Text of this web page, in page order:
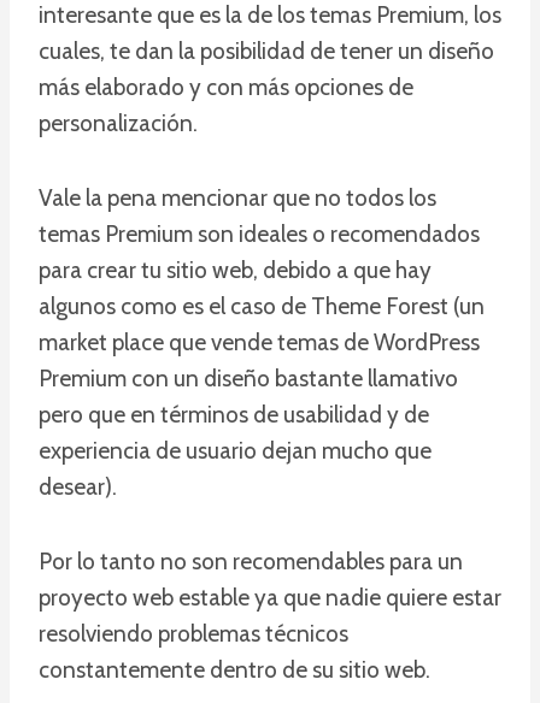
interesante que es la de los temas Premium, los
cuales, te dan la posibilidad de tener un diseño
más elaborado y con más opciones de
personalización.
Vale la pena mencionar que no todos los
temas Premium son ideales o recomendados
para crear tu sitio web, debido a que hay
algunos como es el caso de Theme Forest (un
market place que vende temas de WordPress
Premium con un diseño bastante llamativo
pero que en términos de usabilidad y de
experiencia de usuario dejan mucho que
desear).
Por lo tanto no son recomendables para un
proyecto web estable ya que nadie quiere estar
resolviendo problemas técnicos
constantemente dentro de su sitio web.